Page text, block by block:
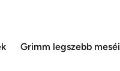
Grimm legszebb meséi